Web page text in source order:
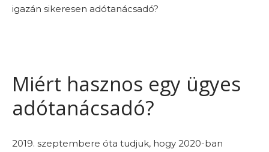
igazán sikeresen adótanácsadó?
Miért hasznos egy ügyes
adótanácsadó?
2019. szeptembere óta tudjuk, hogy 2020-ban